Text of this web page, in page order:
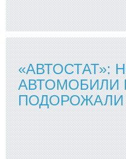
«АВТОСТАТ»:
АВТОМОБИЛИ
ПОДОРОЖАЛИ